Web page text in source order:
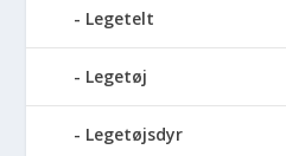
Legetelt
Legetøj
Legetøjsdyr